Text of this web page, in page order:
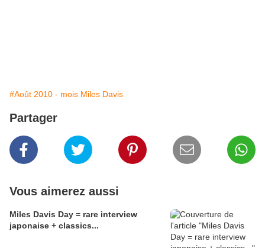
#Août 2010 - mois Miles Davis
Partager
Vous aimerez aussi
Miles Davis Day = rare interview
japonaise + classics...